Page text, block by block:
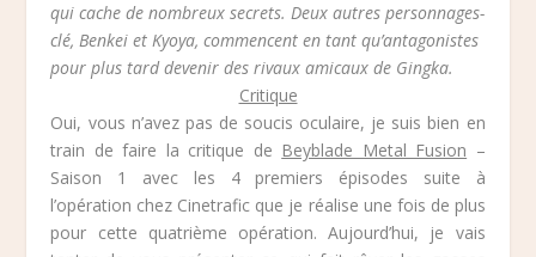
qui cache de nombreux secrets. Deux autres personnages-
clé, Benkei et Kyoya, commencent en tant qu’antagonistes
pour plus tard devenir des rivaux amicaux de Gingka.
Critique
Oui, vous n’avez pas de soucis oculaire, je suis bien en
train de faire la critique de Beyblade Metal Fusion –
Saison 1 avec les 4 premiers épisodes suite à
l’opération chez Cinetrafic que je réalise une fois de plus
pour cette quatrième opération. Aujourd’hui, je vais